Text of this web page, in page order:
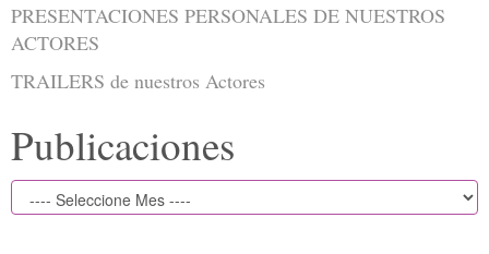
PRESENTACIONES PERSONALES DE NUESTROS
ACTORES
TRAILERS de nuestros Actores
Publicaciones